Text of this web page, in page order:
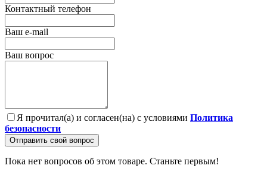
Контактный телефон
Ваш e-mail
Ваш вопрос
Я прочитал(а) и согласен(на) с условиями Политика
безопасности
Отправить свой вопрос
Пока нет вопросов об этом товаре. Станьте первым!